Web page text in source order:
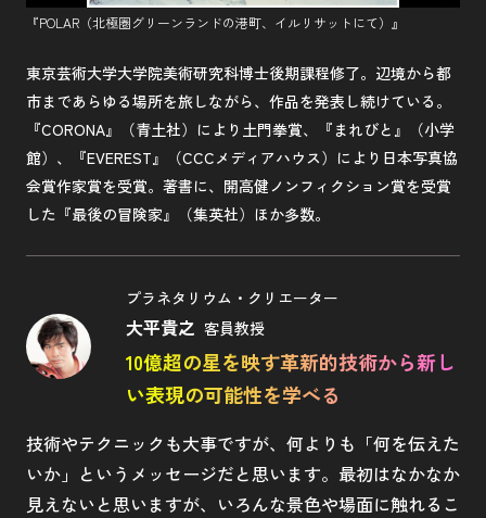
『POLAR（北極圏グリーンランドの港町、イルリサットにて）』
東京芸術大学大学院美術研究科博士後期課程修了。辺境から都
市まであらゆる場所を旅しながら、作品を発表し続けている。
『CORONA』（青土社）により土門拳賞、『まれびと』（小学
館）、『EVEREST』（CCCメディアハウス）により日本写真協
会賞作家賞を受賞。著書に、開高健ノンフィクション賞を受賞
した『最後の冒険家』（集英社）ほか多数。
プラネタリウム・クリエーター
大平貴之 客員教授
10億超の星を映す革新的技術から新し
い表現の可能性を学べる
技術やテクニックも大事ですが、何よりも「何を伝えた
いか」というメッセージだと思います。最初はなかなか
見えないと思いますが、いろんな景色や場面に触れるこ